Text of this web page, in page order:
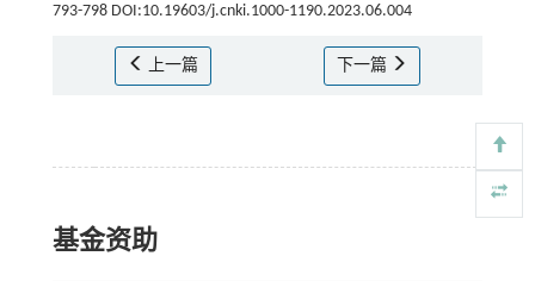
793-798 DOI:10.19603/j.cnki.1000-1190.2023.06.004
上一篇 下一篇
基金资助